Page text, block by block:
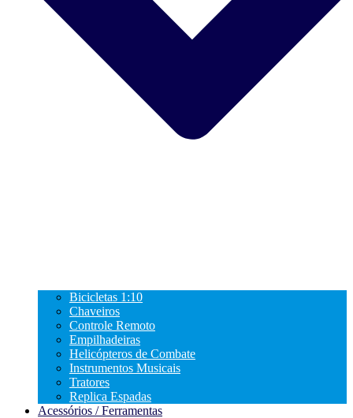
Bicicletas 1:10
Chaveiros
Controle Remoto
Empilhadeiras
Helicópteros de Combate
Instrumentos Musicais
Tratores
Replica Espadas
Acessórios / Ferramentas